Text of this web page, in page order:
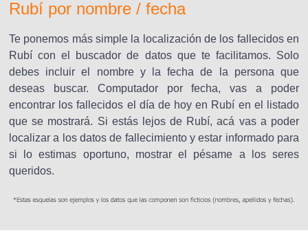
Rubí por nombre / fecha
Te ponemos más simple la localización de los fallecidos en
Rubí con el buscador de datos que te facilitamos. Solo
debes incluir el nombre y la fecha de la persona que
deseas buscar. Computador por fecha, vas a poder
encontrar los fallecidos el día de hoy en Rubí en el listado
que se mostrará. Si estás lejos de Rubí, acá vas a poder
localizar a los datos de fallecimiento y estar informado para
si lo estimas oportuno, mostrar el pésame a los seres
queridos.